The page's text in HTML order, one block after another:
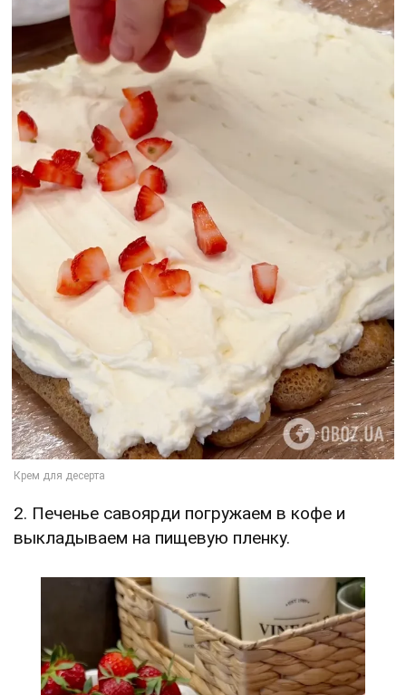
2. Печенье савоярди погружаем в кофе и
выкладываем на пищевую пленку.